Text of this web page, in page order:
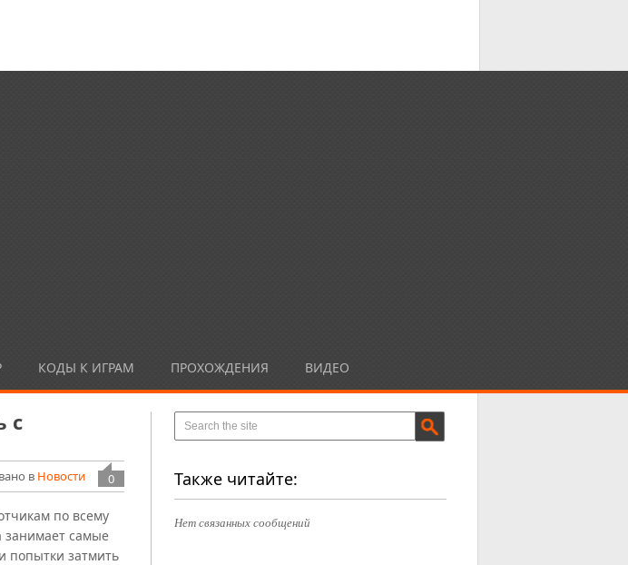
КОДЫ К ИГРАМ ПРОХОЖДЕНИЯ ВИДЕО
с
0
в Новости
по всему
занимает самые
попытки затмить
Также читайте:
Нет связанных сообщений